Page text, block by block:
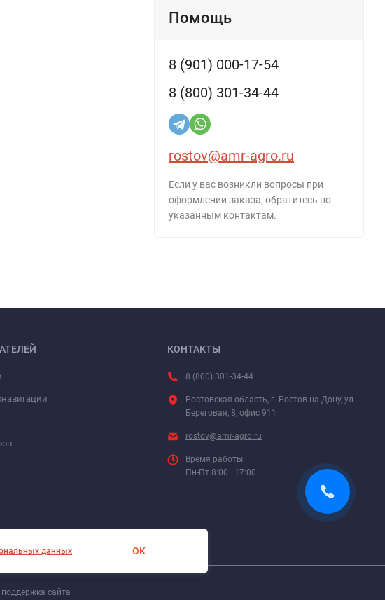
Помощь
8 (901) 000-17-54
8 (800) 301-34-44
rostov@amr-agro.ru
Если у вас возникли вопросы при
оформлении заказа, обратитесь по
указанным контактам.
КОНТАКТЫ
8 (800) 301-34-44
Ростовская область, г. Ростов-на-Дону, ул.
Береговая, 8, офис 911
rostov@amr-agro.ru
Время работы:
Пн-Пт 8:00—17:00
сайта
данных OK